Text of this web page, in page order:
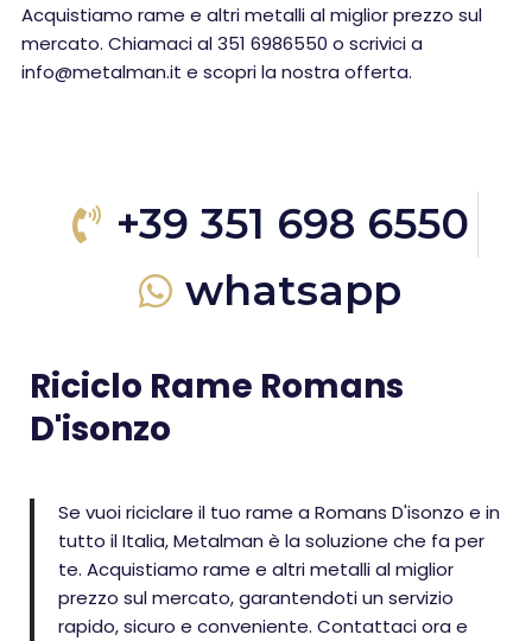
Acquistiamo rame e altri metalli al miglior prezzo sul
mercato. Chiamaci al 351 6986550 o scrivici a
info@metalman.it e scopri la nostra offerta.
+39 351 698 6550
whatsapp
Riciclo Rame Romans
D'isonzo
Se vuoi riciclare il tuo rame a Romans D'isonzo e in
tutto il Italia, Metalman è la soluzione che fa per
te. Acquistiamo rame e altri metalli al miglior
prezzo sul mercato, garantendoti un servizio
rapido, sicuro e conveniente. Contattaci ora e